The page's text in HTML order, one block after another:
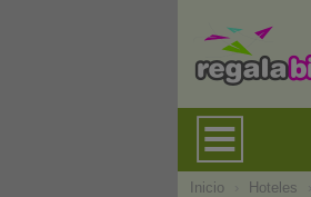
Inicio Hoteles